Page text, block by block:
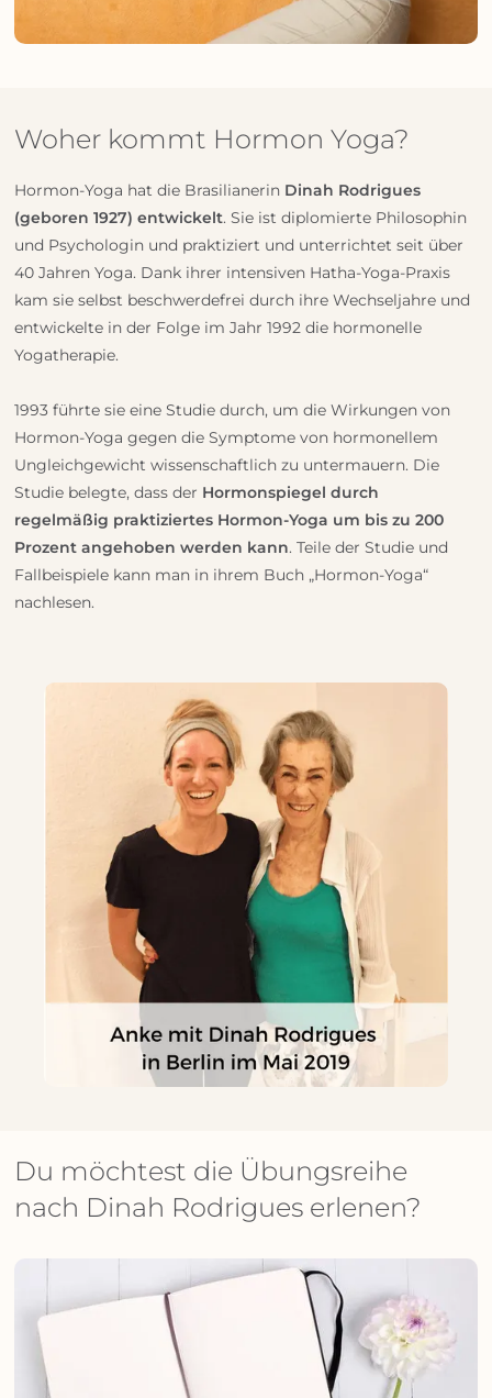
Woher kommt Hormon Yoga?
Hormon-Yoga hat die Brasilianerin Dinah Rodrigues
(geboren 1927) entwickelt. Sie ist diplomierte Philosophin
und Psychologin und praktiziert und unterrichtet seit über
40 Jahren Yoga. Dank ihrer intensiven Hatha-Yoga-Praxis
kam sie selbst beschwerdefrei durch ihre Wechseljahre und
entwickelte in der Folge im Jahr 1992 die hormonelle
Yogatherapie.
1993 führte sie eine Studie durch, um die Wirkungen von
Hormon-Yoga gegen die Symptome von hormonellem
Ungleichgewicht wissenschaftlich zu untermauern. Die
Studie belegte, dass der Hormonspiegel durch
regelmäßig praktiziertes Hormon-Yoga um bis zu 200
Prozent angehoben werden kann. Teile der Studie und
Fallbeispiele kann man in ihrem Buch „Hormon-Yoga“
nachlesen.
Du möchtest die Übungsreihe
nach Dinah Rodrigues erlenen?